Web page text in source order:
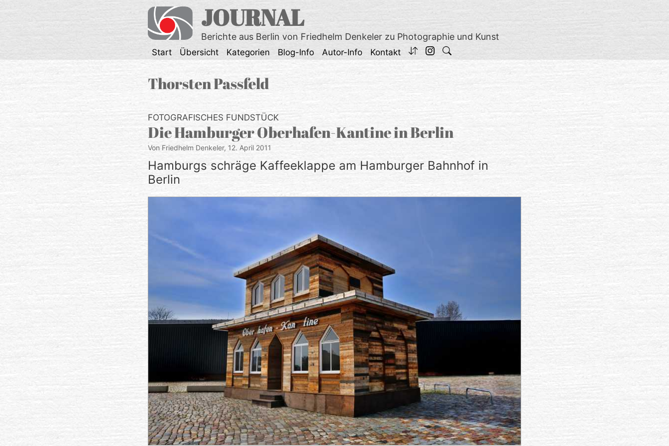
JOURNAL
Berichte aus Berlin von Friedhelm Denkeler zu Photographie und Kunst
Start Übersicht Kategorien Blog-Info Autor-Info Kontakt
Thorsten Passfeld
FOTOGRAFISCHES FUNDSTÜCK
Die Hamburger Oberhafen-Kantine in Berlin
Von Friedhelm Denkeler, 12. April 2011
Hamburgs schräge Kaffeeklappe am Hamburger Bahnhof in
Berlin